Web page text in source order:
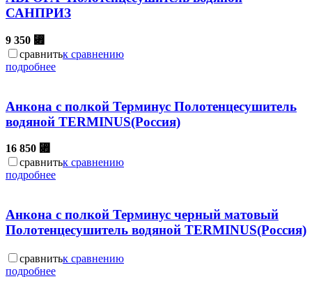
САНПРИЗ
9 350 ⃏
сравнитьк сравнению
подробнее
Анкона с полкой Терминус Полотенцесушитель
водяной TERMINUS(Россия)
16 850 ⃏
сравнитьк сравнению
подробнее
Анкона с полкой Терминус черный матовый
Полотенцесушитель водяной TERMINUS(Россия)
сравнитьк сравнению
подробнее